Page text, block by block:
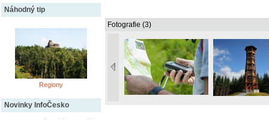
Náhodný tip
Regiony
Novinky InfoČesko
Fotografie (3)